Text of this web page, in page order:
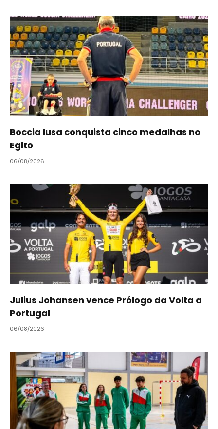
Boccia lusa conquista cinco medalhas no
Egito
06/08/2026
Julius Johansen vence Prólogo da Volta a
Portugal
06/08/2026